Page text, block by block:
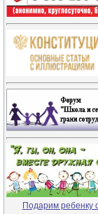
Подарим ребенку